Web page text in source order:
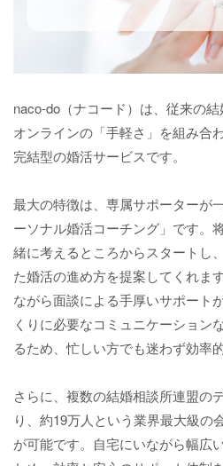
naco-do（ナコード）は、従来の結
オンラインの「手軽さ」を組み合
完結型の婚活サービスです。
最大の特徴は、専属サポーターが
ーソナル婚活コーチング」です。
緒に考えるところからスタートし
た婚活の進め方を提案してくれま
ながら面談による手厚いサポート
くりに必要なコミュニケーション
るため、忙しい方でも迷わず効率
さらに、複数の結婚相談所連盟の
り、約19万人という業界最大級の
が可能です。自宅にいながら幅広